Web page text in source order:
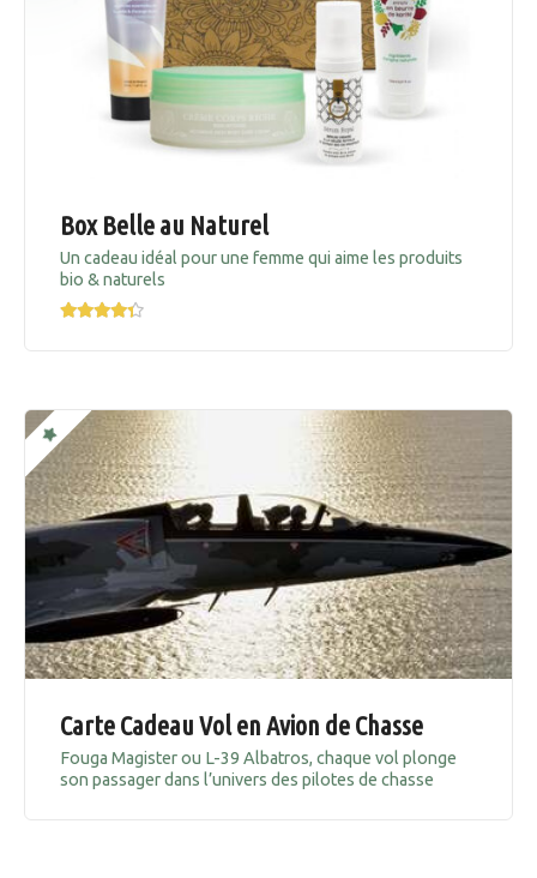
Box Belle au Naturel
Un cadeau idéal pour une femme qui aime les produits
bio & naturels
Carte Cadeau Vol en Avion de Chasse
Fouga Magister ou L-39 Albatros, chaque vol plonge
son passager dans l’univers des pilotes de chasse